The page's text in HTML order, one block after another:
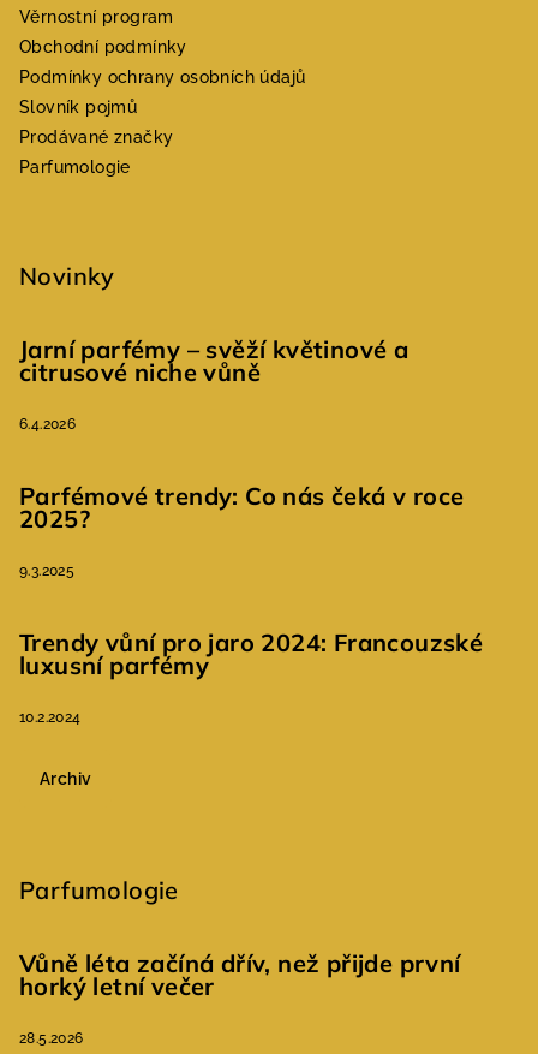
Věrnostní program
Obchodní podmínky
Podmínky ochrany osobních údajů
Slovník pojmů
Prodávané značky
Parfumologie
Novinky
Jarní parfémy – svěží květinové a
citrusové niche vůně
6.4.2026
Parfémové trendy: Co nás čeká v roce
2025?
9.3.2025
Trendy vůní pro jaro 2024: Francouzské
luxusní parfémy
10.2.2024
Archiv
Parfumologie
Vůně léta začíná dřív, než přijde první
horký letní večer
28.5.2026